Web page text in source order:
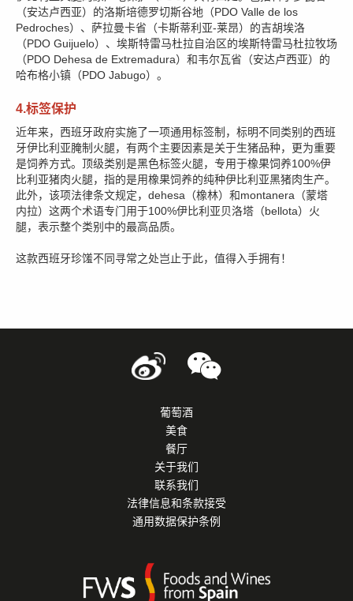
（安达卢西亚）的洛斯培德罗切斯谷地（PDO Valle de los
Pedroches）、萨拉曼卡省（卡斯蒂利亚-莱昂）的吉胡埃洛
（PDO Guijuelo）、埃斯特雷马杜拉自治区的埃斯特雷马杜拉牧场
（PDO Dehesa de Extremadura）和韦尔瓦省（安达卢西亚）的
哈布格小镇（PDO Jabugo）。
4.标签保护
近年来，西班牙政府实施了一项通用标签制，标明不同类别的西班
牙伊比利亚腌制火腿，有两个主要因素是关于生猪品种，更为重要
是饲养方式。顶级类别是黑色标签火腿，专用于橡果饲养100%伊
比利亚猪肉火腿，指的是用橡果饲养的纯种伊比利亚黑猪肉生产。
此外，该项法律条文规定，dehesa（橡林）和montanera（蒙塔
内拉）这两个术语专门用于100%伊比利亚贝洛塔（bellota）火
腿，表示整个类别中的最高品质。
这款西班牙珍馐不同寻常之处岂止于此，值得入手拥有！
葡萄酒
美食
餐厅
关于我们
联系我们
法律信息和条款接受
通用数据保护条例